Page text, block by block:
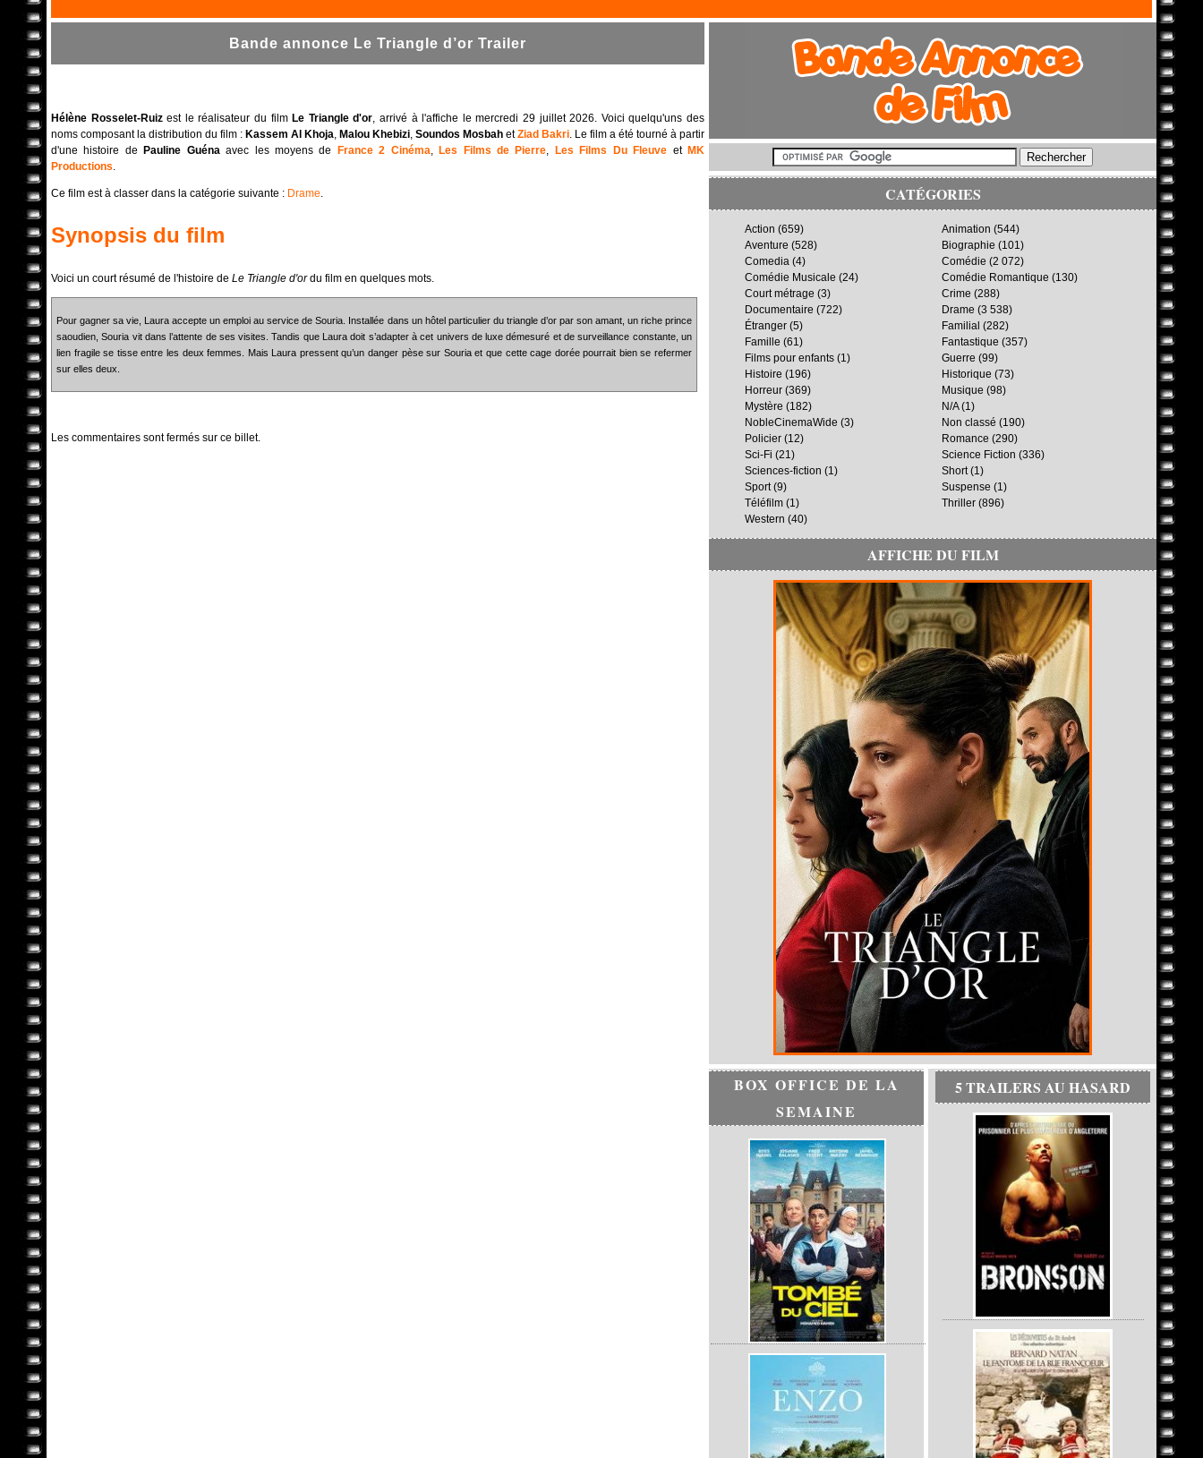
Bande annonce Le Triangle d’or Trailer
Hélène Rosselet-Ruizest le réalisateur du film Le Triangle d'or, arrivé à l'affiche le mercredi 29 juillet 2026. Voici quelqu'uns des
noms composant la distribution du film : Kassem Al Khoja, Malou Khebizi, Soundos Mosbah etZiad Bakri. Le film a été tourné à partir
d'une histoire de
Pauline Guénaavec les moyens de France 2 Cinéma, Les Films de Pierre, Les Films Du Fleuve et MK
Productions.
Ce film est à classer dans la catégorie suivante : Drame.
Synopsis du film
Voici un court résumé de l'histoire de Le Triangle d'ordu film en quelques mots.
Pour gagner sa vie, Laura accepte un emploi au service de Souria. Installée dans un hôtel particulier du triangle d’or par son amant, un riche prince
saoudien, Souria vit dans l’attente de ses visites. Tandis que Laura doit s’adapter à cet univers de luxe démesuré et de surveillance constante, un
lien fragile se tisse entre les deux femmes. Mais Laura pressent qu’un danger pèse sur Souria et que cette cage dorée pourrait bien se refermer
sur elles deux.
Les commentaires sont fermés sur ce billet.
CATÉGORIES
Action (659) Animation (544)
Aventure (528) Biographie (101)
Comedia (4) Comédie (2 072)
Comédie Musicale (24) Comédie Romantique (130)
Court métrage (3) Crime (288)
Documentaire (722) Drame (3 538)
Étranger (5) Familial (282)
Famille (61) Fantastique (357)
Films pour enfants (1) Guerre (99)
Histoire (196) Historique (73)
Horreur (369) Musique (98)
Mystère (182) N/A(1)
NobleCinemaWide (3) Non classé (190)
Policier (12) Romance (290)
Sci-Fi (21) Science Fiction (336)
Sciences-fiction (1) Short(1)
Sport(9) Suspense (1)
Téléfilm (1) Thriller (896)
Western (40)
AFFICHE DU FILM
BOX OFFICE DE LA
SEMAINE
5 TRAILERS AU HASARD